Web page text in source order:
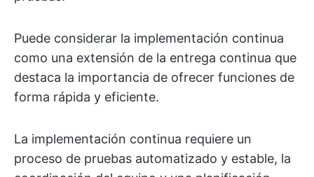
Puede considerar la implementación continua
como una extensión de la entrega continua que
destaca la importancia de ofrecer funciones de
forma rápida y eficiente.
La implementación continua requiere un
proceso de pruebas automatizado y estable, la